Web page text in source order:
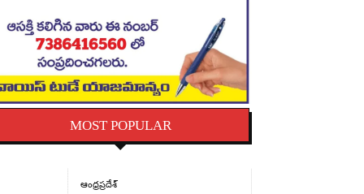
MOST POPULAR
ఆంధ్రప్రదేశ్